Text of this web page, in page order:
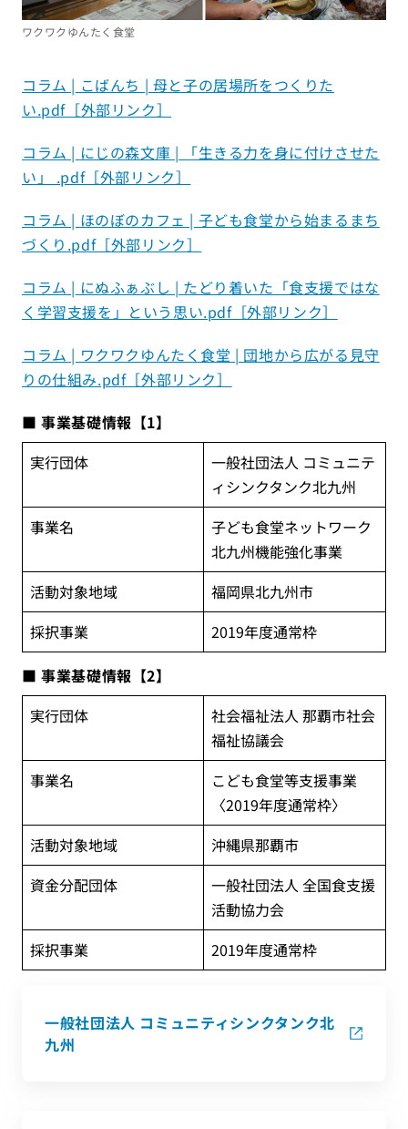
ワクワクゆんたく食堂
コラム | こばんち | 母と子の居場所をつくりた
い.pdf［外部リンク］
コラム | にじの森文庫 | 「生きる力を身に付けさせた
い」 .pdf［外部リンク］
コラム | ほのぼのカフェ | 子ども食堂から始まるまち
づくり.pdf［外部リンク］
コラム | にぬふぁぶし | たどり着いた「食支援ではな
く学習支援を」という思い.pdf［外部リンク］
コラム | ワクワクゆんたく食堂 | 団地から広がる見守
りの仕組み.pdf［外部リンク］
■ 事業基礎情報【1】
実行団体
一般社団法人 コミュニテ
ィシンクタンク北九州
事業名
⼦ども食堂ネットワーク
北九州機能強化事業
活動対象地域
福岡県北九州市
採択事業
2019年度通常枠
■ 事業基礎情報【2】
実行団体
社会福祉法人 那覇市社会
福祉協議会
事業名
こども食堂等支援事業
〈2019年度通常枠〉
活動対象地域
沖縄県那覇市
資金分配団体
一般社団法人 全国食支援
活動協力会
採択事業
2019年度通常枠
一般社団法人 コミュニティシンクタンク北
九州